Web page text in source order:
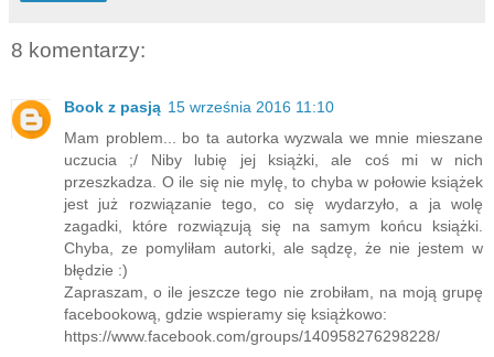
8 komentarzy:
Book z pasją 15 września 2016 11:10
Mam problem... bo ta autorka wyzwala we mnie mieszane
uczucia ;/ Niby lubię jej książki, ale coś mi w nich
przeszkadza. O ile się nie mylę, to chyba w połowie książek
jest już rozwiązanie tego, co się wydarzyło, a ja wolę
zagadki, które rozwiązują się na samym końcu książki.
Chyba, ze pomyliłam autorki, ale sądzę, że nie jestem w
błędzie :)
Zapraszam, o ile jeszcze tego nie zrobiłam, na moją grupę
facebookową, gdzie wspieramy się książkowo:
https://www.facebook.com/groups/140958276298228/